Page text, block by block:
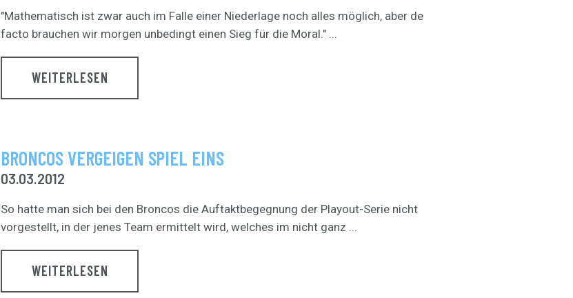
"Mathematisch ist zwar auch im Falle einer Niederlage noch alles möglich, aber de
facto brauchen wir morgen unbedingt einen Sieg für die Moral." ...
WEITERLESEN
BRONCOS VERGEIGEN SPIEL EINS
03.03.2012
So hatte man sich bei den Broncos die Auftaktbegegnung der Playout-Serie nicht
vorgestellt, in der jenes Team ermittelt wird, welches im nicht ganz ...
WEITERLESEN